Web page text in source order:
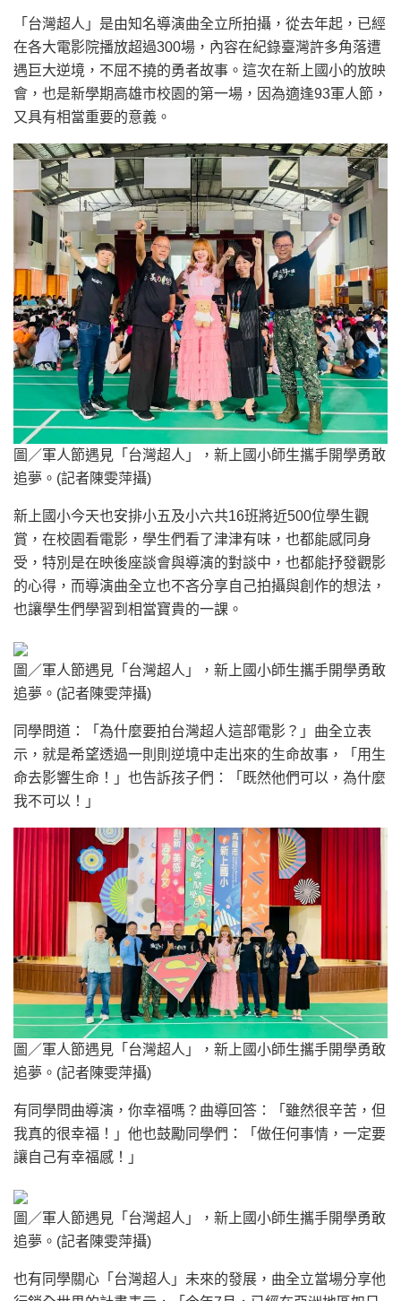
「台灣超人」是由知名導演曲全立所拍攝，從去年起，已經
在各大電影院播放超過300場，內容在紀錄臺灣許多角落遭
遇巨大逆境，不屈不撓的勇者故事。這次在新上國小的放映
會，也是新學期高雄市校園的第一場，因為適逢93軍人節，
又具有相當重要的意義。
圖／軍人節遇見「台灣超人」，新上國小師生攜手開學勇敢
追夢。(記者陳雯萍攝)
新上國小今天也安排小五及小六共16班將近500位學生觀
賞，在校園看電影，學生們看了津津有味，也都能感同身
受，特別是在映後座談會與導演的對談中，也都能抒發觀影
的心得，而導演曲全立也不吝分享自己拍攝與創作的想法，
也讓學生們學習到相當寶貴的一課。
圖／軍人節遇見「台灣超人」，新上國小師生攜手開學勇敢
追夢。(記者陳雯萍攝)
同學問道：「為什麼要拍台灣超人這部電影？」曲全立表
示，就是希望透過一則則逆境中走出來的生命故事，「用生
命去影響生命！」也告訴孩子們：「既然他們可以，為什麼
我不可以！」
圖／軍人節遇見「台灣超人」，新上國小師生攜手開學勇敢
追夢。(記者陳雯萍攝)
有同學問曲導演，你幸福嗎？曲導回答：「雖然很辛苦，但
我真的很幸福！」他也鼓勵同學們：「做任何事情，一定要
讓自己有幸福感！」
圖／軍人節遇見「台灣超人」，新上國小師生攜手開學勇敢
追夢。(記者陳雯萍攝)
也有同學關心「台灣超人」未來的發展，曲全立當場分享他